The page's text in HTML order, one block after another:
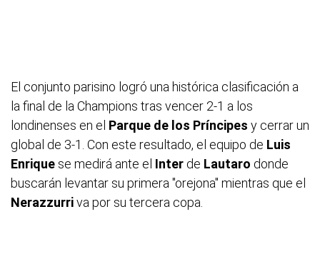
El conjunto parisino logró una histórica clasificación a
la final de la Champions tras vencer 2-1 a los
londinenses en el Parque de los Príncipes y cerrar un
global de 3-1. Con este resultado, el equipo de Luis
Enrique se medirá ante el Inter de Lautaro donde
buscarán levantar su primera "orejona" mientras que el
Nerazzurriva por su tercera copa.